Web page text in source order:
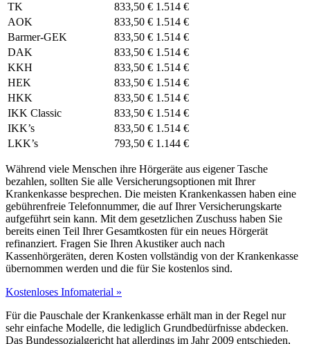
TK
833,50 € 1.514 €
AOK
833,50 € 1.514 €
Barmer-GEK
833,50 € 1.514 €
DAK
833,50 € 1.514 €
KKH
833,50 € 1.514 €
HEK
833,50 € 1.514 €
HKK
833,50 € 1.514 €
IKK Classic
833,50 € 1.514 €
IKK’s
833,50 € 1.514 €
LKK’s
793,50 € 1.144 €
Während viele Menschen ihre Hörgeräte aus eigener Tasche
bezahlen, sollten Sie alle Versicherungsoptionen mit Ihrer
Krankenkasse besprechen. Die meisten Krankenkassen haben eine
gebührenfreie Telefonnummer, die auf Ihrer Versicherungskarte
aufgeführt sein kann. Mit dem gesetzlichen Zuschuss haben Sie
bereits einen Teil Ihrer Gesamtkosten für ein neues Hörgerät
refinanziert. Fragen Sie Ihren Akustiker auch nach
Kassenhörgeräten, deren Kosten vollständig von der Krankenkasse
übernommen werden und die für Sie kostenlos sind.
Kostenloses Infomaterial »
Für die Pauschale der Krankenkasse erhält man in der Regel nur
sehr einfache Modelle, die lediglich Grundbedürfnisse abdecken.
Das Bundessozialgericht hat allerdings im Jahr 2009 entschieden,